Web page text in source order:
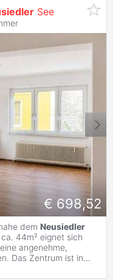
See
€ 698,52
dem Neusiedler
44m² eignet sich
angenehme,
Das Zentrum ist in...